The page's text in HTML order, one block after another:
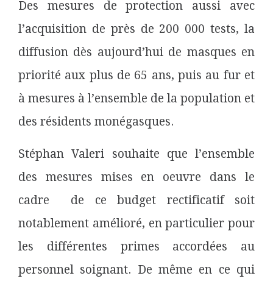
Des mesures de protection aussi avec
l’acquisition de près de 200 000 tests, la
diffusion dès aujourd’hui de masques en
priorité aux plus de 65 ans, puis au fur et
à mesures à l’ensemble de la population et
des résidents monégasques.
Stéphan Valeri souhaite que l’ensemble
des mesures mises en oeuvre dans le
cadre de ce budget rectificatif soit
notablement amélioré, en particulier pour
les différentes primes accordées au
personnel soignant. De même en ce qui